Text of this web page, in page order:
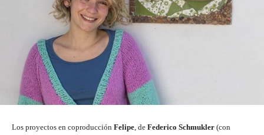
Los proyectos en coproducción Felipe , de Federico Schmukler (con